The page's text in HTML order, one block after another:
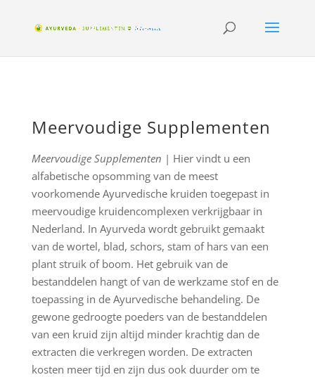
Meervoudige Supplementen
Meervoudige Supplementen | Hier vindt u een
alfabetische opsomming van de meest
voorkomende Ayurvedische kruiden toegepast in
meervoudige kruidencomplexen verkrijgbaar in
Nederland. In Ayurveda wordt gebruikt gemaakt
van de wortel, blad, schors, stam of hars van een
plant struik of boom. Het gebruik van de
bestanddelen hangt of van de werkzame stof en de
toepassing in de Ayurvedische behandeling. De
gewone gedroogte poeders van de bestanddelen
van een kruid zijn altijd minder krachtig dan de
extracten die verkregen worden. De extracten
kosten meer tijd en zijn dus ook duurder om te